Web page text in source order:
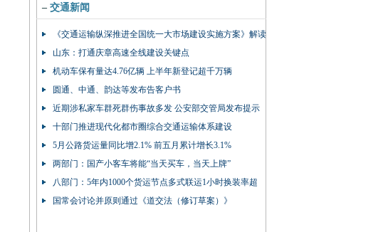
– 交通新闻
《交通运输纵深推进全国统一大市场建设实施方案》解读
山东：打通庆章高速全线建设关键点
机动车保有量达4.76亿辆 上半年新登记超千万辆
圆通、中通、韵达等发布告客户书
近期涉私家车群死群伤事故多发 公安部交管局发布提示
十部门推进现代化都市圈综合交通运输体系建设
5月公路货运量同比增2.1% 前五月累计增长3.1%
两部门：国产小客车将能“当天买车，当天上牌”
八部门：5年内1000个货运节点多式联运1小时换装率超
90%
国常会讨论并原则通过《道交法（修订草案）》